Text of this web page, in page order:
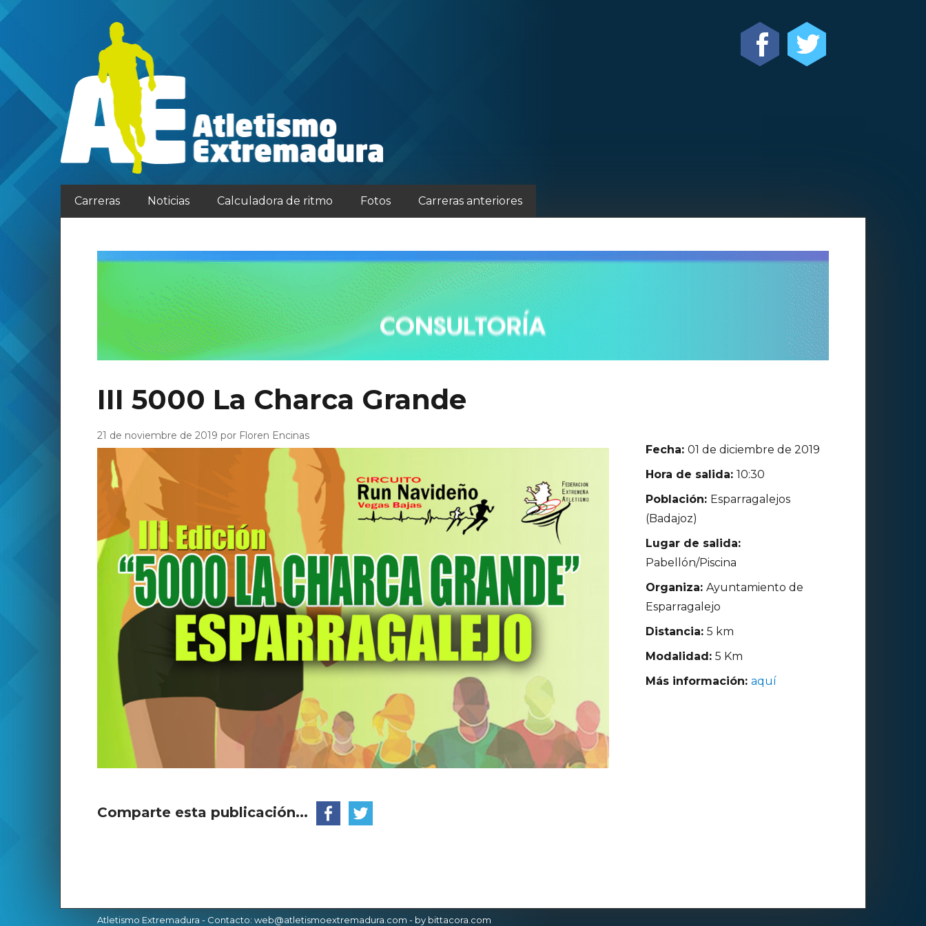
Carreras Noticias Calculadora de ritmo Fotos Carreras anteriores
III 5000 La Charca Grande
21 de noviembre de 2019 por Floren Encinas
Comparte esta publicación...
Fecha:01 de diciembre de 2019
Hora de salida:10:30
Población: Esparragalejos
(Badajoz)
Lugar de salida:
Pabellón/Piscina
Organiza:Ayuntamiento de
Esparragalejo
Distancia:5 km
Modalidad:5 Km
Más información:aquí
Atletismo Extremadura - Contacto: web@atletismoextremadura.com - by bittacora.com